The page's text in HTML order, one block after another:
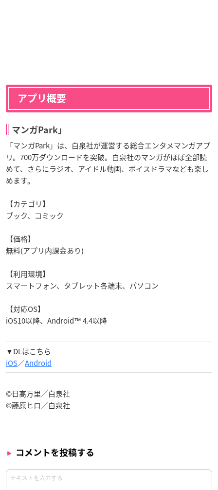
アプリ概要
マンガPark」
「マンガPark」は、白泉社が運営する総合エンタメマンガアプ
リ。700万ダウンロードを突破。白泉社のマンガがほぼ全部読
めて、さらにラジオ、アイドル動画、ボイスドラマなども楽し
めます。
【カテゴリ】
ブック、コミック
【価格】
無料(アプリ内課金あり)
【利用環境】
スマートフォン、タブレット各端末、パソコン
【対応OS】
iOS10以降、Android™ 4.4以降
▼DLはこちら
iOS／Android
©日高万里／白泉社
©藤原ヒロ／白泉社
コメントを投稿する